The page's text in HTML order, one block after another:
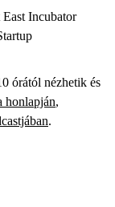
East Incubator
órától nézhetik és
honlapján,
.